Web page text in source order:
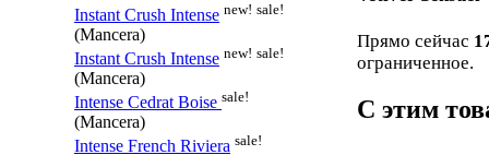
Instant Crush Intense new! sale!
(Mancera)
Instant Crush Intense new! sale!
(Mancera)
Intense Cedrat Boise sale!
(Mancera)
Intense French Riviera sale!
Прямо сейчас
ограниченное.
С этим